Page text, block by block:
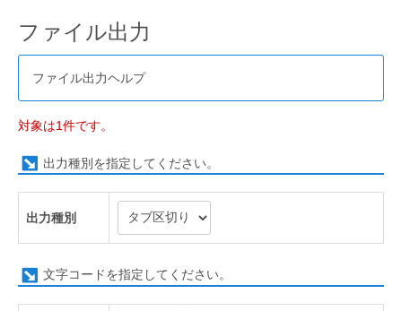
ファイル出力
ファイル出力ヘルプ
対象は1件です。
出力種別を指定してください。
出力種別
文字コードを指定してください。